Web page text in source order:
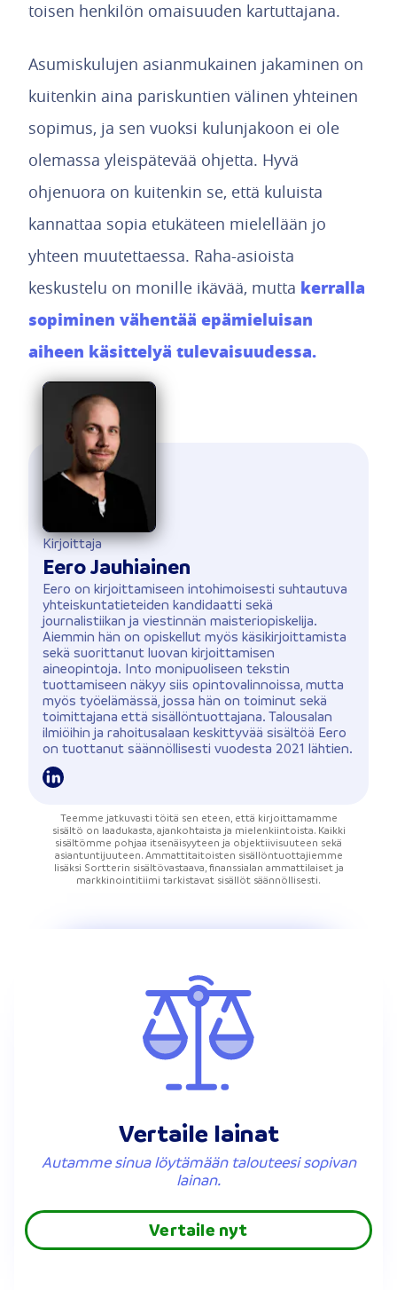
toisen henkilön omaisuuden kartuttajana.
Asumiskulujen asianmukainen jakaminen on
kuitenkin aina pariskuntien välinen yhteinen
sopimus, ja sen vuoksi kulunjakoon ei ole
olemassa yleispätevää ohjetta. Hyvä
ohjenuora on kuitenkin se, että kuluista
kannattaa sopia etukäteen mielellään jo
yhteen muutettaessa. Raha-asioista
keskustelu on monille ikävää, mutta kerralla
sopiminen vähentää epämieluisan
aiheen käsittelyä tulevaisuudessa.
Kirjoittaja
Eero Jauhiainen
Eero on kirjoittamiseen intohimoisesti suhtautuva
yhteiskuntatieteiden kandidaatti sekä
journalistiikan ja viestinnän maisteriopiskelija.
Aiemmin hän on opiskellut myös käsikirjoittamista
sekä suorittanut luovan kirjoittamisen
aineopintoja. Into monipuoliseen tekstin
tuottamiseen näkyy siis opintovalinnoissa, mutta
myös työelämässä, jossa hän on toiminut sekä
toimittajana että sisällöntuottajana. Talousalan
ilmiöihin ja rahoitusalaan keskittyvää sisältöä Eero
on tuottanut säännöllisesti vuodesta 2021 lähtien.
Teemme jatkuvasti töitä sen eteen, että kirjoittamamme
sisältö on laadukasta, ajankohtaista ja mielenkiintoista. Kaikki
sisältömme pohjaa itsenäisyyteen ja objektiivisuuteen sekä
asiantuntijuuteen. Ammattitaitoisten sisällöntuottajiemme
lisäksi Sortterin sisältövastaava, finanssialan ammattilaiset ja
markkinointitiimi tarkistavat sisällöt säännöllisesti.
Vertaile lainat
Autamme sinua löytämään talouteesi sopivan
lainan.
Vertaile nyt